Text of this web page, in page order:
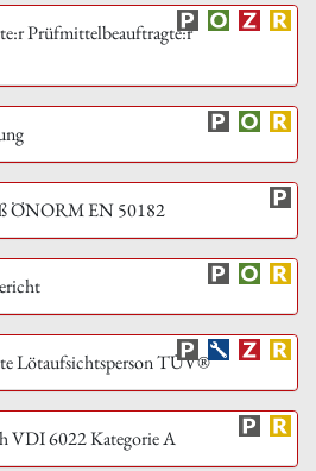
Prüfmittelbeauftragte:r
ÖNORM EN 50182
Lötaufsichtsperson TÜV®
VDI 6022 Kategorie A